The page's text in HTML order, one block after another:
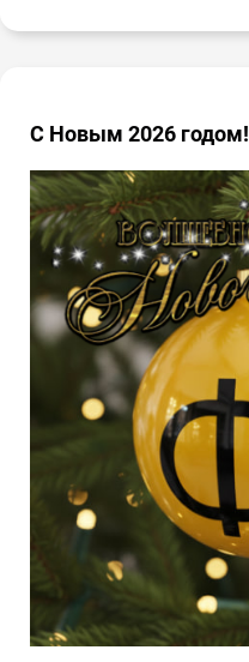
С Новым 2026 годом!